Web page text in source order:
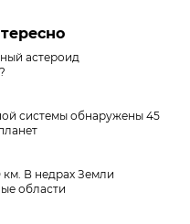
астероид
системы обнаружены 45
км. В недрах Земли
области